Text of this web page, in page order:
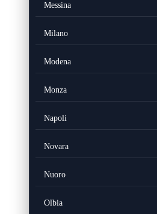
Messina
Milano
Modena
Monza
Napoli
Novara
Nuoro
Olbia